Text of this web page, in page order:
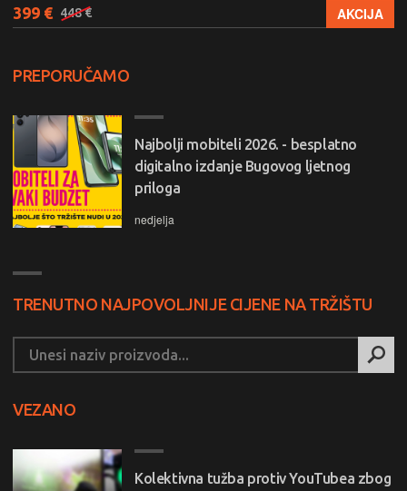
399 € 448 € AKCIJA
PREPORUČAMO
Najbolji mobiteli 2026. - besplatno
digitalno izdanje Bugovog ljetnog
priloga
nedjelja
TRENUTNO NAJPOVOLJNIJE CIJENE NA TRŽIŠTU
VEZANO
Kolektivna tužba protiv YouTubea zbog